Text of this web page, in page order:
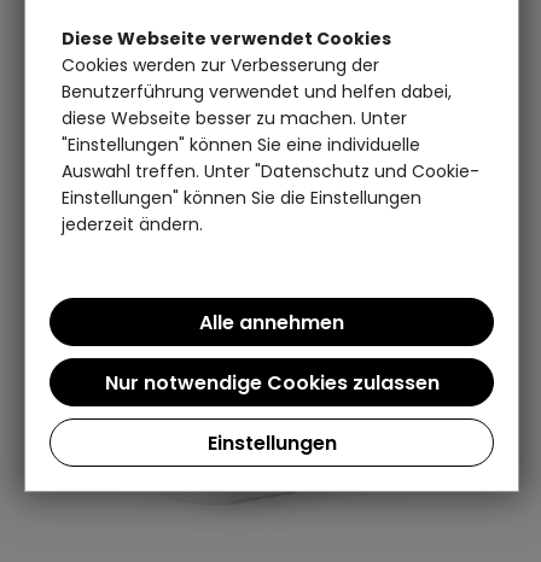
Diese Webseite verwendet Cookies
Cookies werden zur Verbesserung der
Benutzerführung verwendet und helfen dabei,
diese Webseite besser zu machen. Unter
"Einstellungen" können Sie eine individuelle
Auswahl treffen. Unter "Datenschutz und Cookie-
Einstellungen" können Sie die Einstellungen
jederzeit ändern.
Einstellungen